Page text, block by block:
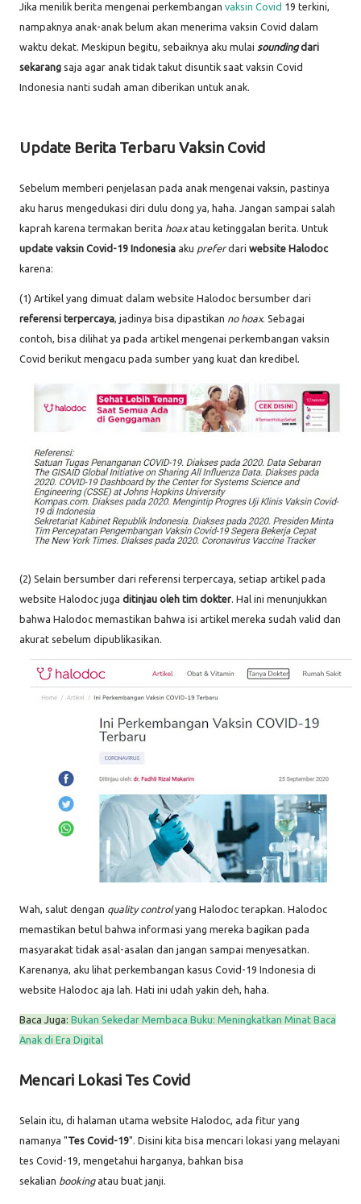
Jika menilik berita mengenai perkembangan vaksin Covid 19 terkini,
nampaknya anak-anak belum akan menerima vaksin Covid dalam
waktu dekat. Meskipun begitu, sebaiknya aku mulai soundingdari
sekarang saja agar anak tidak takut disuntik saat vaksin Covid
Indonesia nanti sudah aman diberikan untuk anak.
Update Berita Terbaru Vaksin Covid
Sebelum memberi penjelasan pada anak mengenai vaksin, pastinya
aku harus mengedukasi diri dulu dong ya, haha. Jangan sampai salah
kaprah karena termakan berita hoaxatau ketinggalan berita. Untuk
update vaksin Covid-19 Indonesia aku preferdari website Halodoc
karena:
(1) Artikel yang dimuat dalam website Halodoc bersumber dari
referensi terpercaya, jadinya bisa dipastikan no hoax. Sebagai
contoh, bisa dilihat ya pada artikel mengenai perkembangan vaksin
Covid berikut mengacu pada sumber yang kuat dan kredibel.
(2) Selain bersumber dari referensi terpercaya, setiap artikel pada
website Halodoc juga ditinjau oleh tim dokter . Hal ini menunjukkan
bahwa Halodoc memastikan bahwa isi artikel mereka sudah valid dan
akurat sebelum dipublikasikan.
Wah, salut dengan quality controlyang Halodoc terapkan. Halodoc
memastikan betul bahwa informasi yang mereka bagikan pada
masyarakat tidak asal-asalan dan jangan sampai menyesatkan.
Karenanya, aku lihat perkembangan kasus Covid-19 Indonesia di
website Halodoc aja lah. Hati ini udah yakin deh, haha.
Baca Juga: Bukan Sekedar Membaca Buku: Meningkatkan Minat Baca
Anak di Era Digital
Mencari Lokasi Tes Covid
Selain itu, di halaman utama website Halodoc, ada fitur yang
namanya "Tes Covid-19". Disini kita bisa mencari lokasi yang melayani
tes Covid-19, mengetahui harganya, bahkan bisa
sekalian bookingatau buat janji.